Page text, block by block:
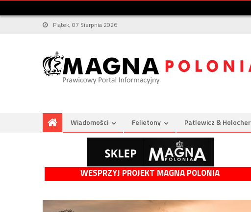
Piątek, 07 Sierpnia 2026
Wiadomości Felietony Patlewicz & Holocher
WESPRZYJ PROJEKT MAGNA POLONIA